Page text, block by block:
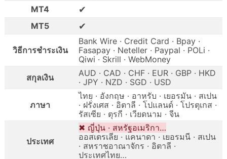
MT4
✔
MT5 ✔
วิธีการชำระเงิน
Bank Wire · Credit Card · Bpay ·
Fasapay · Neteller · Paypal · POLi ·
Qiwi · Skrill · WebMoney
สกุลเงิน
AUD · CAD · CHF · EUR · GBP · HKD
· JPY · NZD · SGD · USD
ภาษา
ไทย · อังกฤษ · อาหรับ · เยอรมัน · สเปน
· ฝรั่งเศส · อิตาลี · โปแลนด์ · โปรตุเกส ·
รัสเซีย · ตุรกี · เวียดนาม · จีน
ประเทศ
✖ ญี่ปุ่น · สหรัฐอเมริกา…
ออสเตรเลีย · แคนาดา · เยอรมนี · สเปน
· สหราชอาณาจักร · อิตาลี ·
ประเทศไทย…